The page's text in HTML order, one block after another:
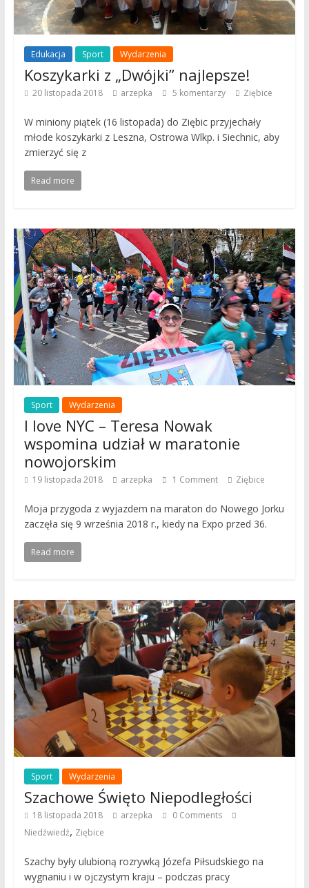
Edukacja Sport Wydarzenia
Koszykarki z „Dwójki” najlepsze!
20 listopada 2018 arzepka 5 komentarzy Ziębice
W miniony piątek (16 listopada) do Ziębic przyjechały
młode koszykarki z Leszna, Ostrowa Wlkp. i Siechnic, aby
zmierzyć się z
Read more
Sport Wydarzenia
I love NYC – Teresa Nowak
wspomina udział w maratonie
nowojorskim
19 listopada 2018 arzepka 1 Comment Ziębice
Moja przygoda z wyjazdem na maraton do Nowego Jorku
zaczęła się 9 września 2018 r., kiedy na Expo przed 36.
Read more
Sport Wydarzenia
Szachowe Święto Niepodległości
18 listopada 2018 arzepka
0 Comments
Niedźwiedź, Ziębice
Szachy były ulubioną rozrywką Józefa Piłsudskiego na
wygnaniu i w ojczystym kraju – podczas pracy